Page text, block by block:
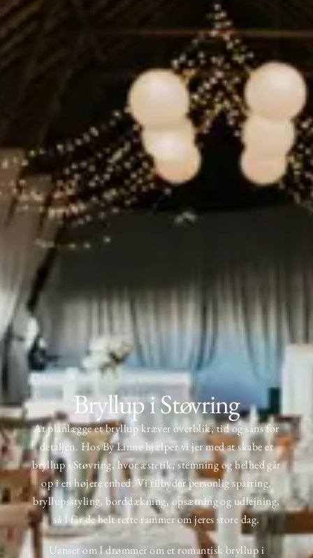
Bryllup i Støvring
At planlægge etbryllupkræver overblik, tid og sans for
detaljen. HosBy Linne hjælper vi jer med at skabe et
bryllup i Støvring, hvor æstetik, stemning og helhed går
op i en højere enhed. Vi tilbyder personlig sparring,
bryllupsstyling, borddækning, opsætning og udlejning,
så I får de helt rette rammer om jeres store dag.
Uanset om I drømmer om et romantisk bryllup i